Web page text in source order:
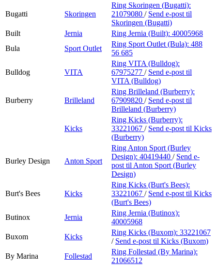
Bugatti Skoringen
Ring Skoringen (Bugatti):
21079080 / Send e-post til
Skoringen (Bugatti)
Built
Jernia Ring Jernia (Built): 40005968
Bula
Sport Outlet
Ring Sport Outlet (Bula): 488
56 685
Bulldog VITA
Ring VITA (Bulldog):
67975277 / Send e-post til
VITA (Bulldog)
Burberry Brilleland
Ring Brilleland (Burberry):
67909820 / Send e-post til
Brilleland (Burberry)
Kicks
Ring Kicks (Burberry):
33221067 / Send e-post til Kicks
(Burberry)
Burley Design Anton Sport
Ring Anton Sport (Burley
Design): 40419440 / Send e-
post til Anton Sport (Burley
Design)
Burt's Bees Kicks
Ring Kicks (Burt's Bees):
33221067 / Send e-post til Kicks
(Burt's Bees)
Butinox
Jernia
Ring Jernia (Butinox):
40005968
Buxom
Kicks
Ring Kicks (Buxom): 33221067
/ Send e-post til Kicks (Buxom)
By Marina
Follestad
Ring Follestad (By Marina):
21066512